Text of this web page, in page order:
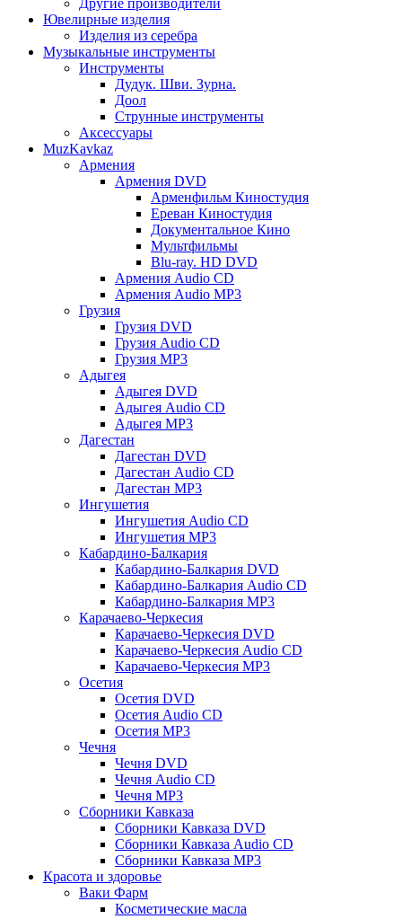
Другие производители
Ювелирные изделия
Изделия из серебра
Музыкальные инструменты
Инструменты
Дудук. Шви. Зурна.
Доол
Струнные инструменты
Аксессуары
MuzKavkaz
Армения
Армения DVD
Арменфильм Киностудия
Ереван Киностудия
Документальное Кино
Мультфильмы
Blu-ray. HD DVD
Армения Audio CD
Армения Audio MP3
Грузия
Грузия DVD
Грузия Audio CD
Грузия MP3
Адыгея
Адыгея DVD
Адыгея Audio CD
Адыгея MP3
Дагестан
Дагестан DVD
Дагестан Audio CD
Дагестан MP3
Ингушетия
Ингушетия Audio CD
Ингушетия MP3
Кабардино-Балкария
Кабардино-Балкария DVD
Кабардино-Балкария Audio CD
Кабардино-Балкария MP3
Карачаево-Черкесия
Карачаево-Черкесия DVD
Карачаево-Черкесия Audio CD
Карачаево-Черкесия MP3
Осетия
Осетия DVD
Осетия Audio CD
Осетия MP3
Чечня
Чечня DVD
Чечня Audio CD
Чечня MP3
Сборники Кавказа
Сборники Кавказа DVD
Сборники Кавказа Audio CD
Сборники Кавказа MP3
Красота и здоровье
Ваки Фарм
Косметические масла